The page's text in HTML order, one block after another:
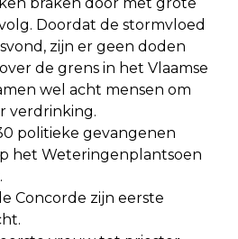
Doordat de stormvloed
zijn er geen doden
de grens in het Vlaamse
wel acht mensen om
verdrinking.
politieke gevangenen
het Weteringenplantsoen
Concorde zijn eerste